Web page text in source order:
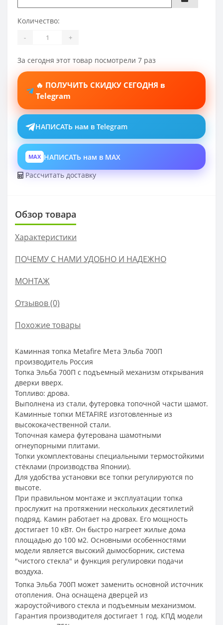
Количество:
- +
За сегодня этот товар посмотрели 7 раз
🔥 ПОЛУЧИТЬ СКИДКУ СЕГОДНЯ в
Telegram
НАПИСАТЬ нам в Telegram
MAX НАПИСАТЬ нам в MAX
Рассчитать доставку
Обзор товара
Характеристики
ПОЧЕМУ С НАМИ УДОБНО И НАДЕЖНО
МОНТАЖ
Отзывов (0)
Похожие товары
Каминная топка Metafire Мета Эльба 700П
производитель Россия
Топка Эльба 700П с подъемный механизм открывания
дверки вверх.
Топливо: дрова.
Выполнена из стали, футеровка топочной части шамот.
Каминные топки METAFIRE изготовленные из
высококачественной стали.
Топочная камера футерована шамотными
огнеупорными плитами.
Топки укомплектованы специальными термостойкими
стёклами (производства Японии).
Для удобства установки все топки регулируются по
высоте.
При правильном монтаже и эксплуатации топка
прослужит на протяжении нескольких десятилетий
подряд. Камин работает на дровах. Его мощность
достигает 10 кВт. Он быстро нагреет жилые дома
площадью до 100 м2. Основными особенностями
модели является высокий дымосборник, система
"чистого стекла" и функция регулировки подачи
воздуха.
Топка Эльба 700П может заменить основной источник
отопления. Она оснащена дверцей из
жароустойчивого стекла и подъемным механизмом.
Гарантия производителя достигает 1 год. КПД модели